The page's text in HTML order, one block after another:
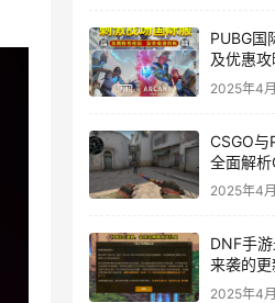
PUBG国
及优惠
国际服中
的UC充值
2025年4
CSGO与
全面解析
这两款热
2025年4
DNF手
来袭的
游最新消
2025年4